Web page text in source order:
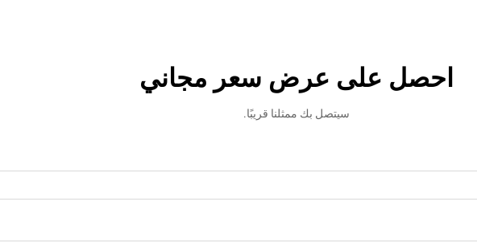
احصل على عرض سعر مجاني
سيتصل بك ممثلنا قريبًا.